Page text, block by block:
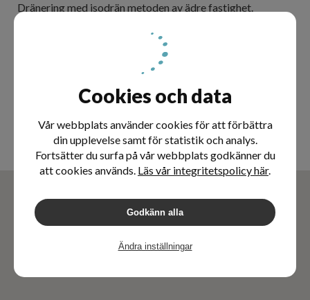
Malek Gesher
malek@dahlmark.se
070-7777209
Dränering med isodrän metoden av ädre fastighet.
isodrän. Denna husgrund bestod av natursten.
Cookies och data
Vår webbplats använder cookies för att förbättra
din upplevelse samt för statistik och analys.
Fortsätter du surfa på vår webbplats godkänner du
att cookies används. Läs vår integritetspolicy här.
Godkänn alla
Ändra inställningar